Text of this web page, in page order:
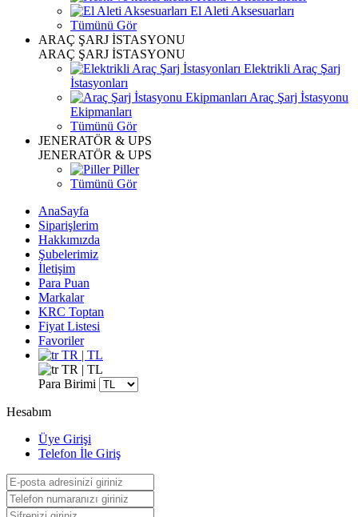
El Aleti Aksesuarları
Tümünü Gör
ARAÇ ŞARJ İSTASYONU
ARAÇ ŞARJ İSTASYONU
Elektrikli Araç Şarj
İstasyonları
Araç Şarj İstasyonu
Ekipmanları
Tümünü Gör
JENERATÖR & UPS
JENERATÖR & UPS
Piller
Tümünü Gör
AnaSayfa
Siparişlerim
Hakkımızda
Şubelerimiz
İletişim
Para Puan
Markalar
KRC Toptan
Fiyat Listesi
Favoriler
TR | TL
TR | TL
Para Birimi
Hesabım
Üye Girişi
Telefon İle Giriş